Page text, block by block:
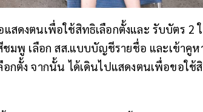
สดงตนเพื่อใช้สิทธิเลือกตั้งและ รับบัตร 2
มพู เลือก สส.แบบบัญชีรายชื่อ และเข้าคู
อกตั้ง จากนั้น ได้เดินไปแสดงตนเพื่อขอใช้